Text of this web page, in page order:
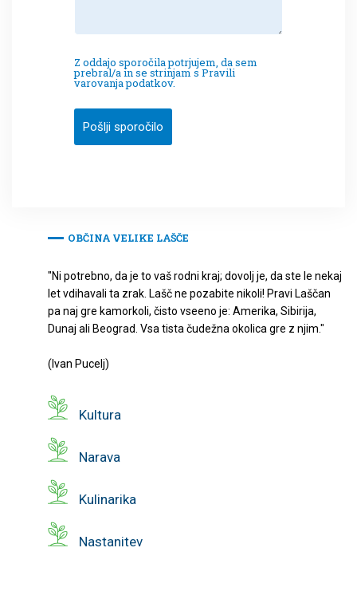
Z oddajo sporočila potrjujem, da sem
prebral/a in se strinjam s Pravili
varovanja podatkov.
Pošlji sporočilo
OBČINA VELIKE LAŠČE
"Ni potrebno, da je to vaš rodni kraj; dovolj je, da ste le nekaj
let vdihavali ta zrak. Lašč ne pozabite nikoli! Pravi Laščan
pa naj gre kamorkoli, čisto vseeno je: Amerika, Sibirija,
Dunaj ali Beograd. Vsa tista čudežna okolica gre z njim."
(Ivan Pucelj)
Kultura
Narava
Kulinarika
Nastanitev